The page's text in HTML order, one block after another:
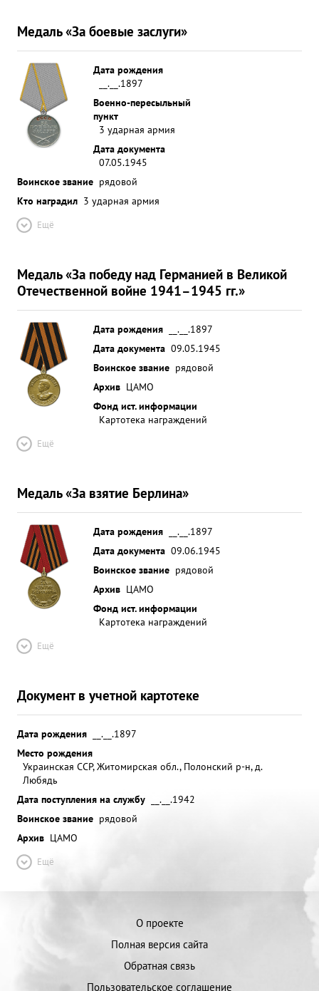
Медаль «За боевые заслуги»
Дата рождения
__.__.1897
Военно-пересыльный
пункт
3 ударная армия
Дата документа
07.05.1945
Воинское звание рядовой
Кто наградил 3 ударная армия
Ещё
Медаль «За победу над Германией в Великой
Отечественной войне 1941–1945 гг.»
Дата рождения
__.__.1897
Дата документа 09.05.1945
Воинское звание рядовой
Архив ЦАМО
Фонд ист. информации
Картотека награждений
Ещё
Медаль «За взятие Берлина»
Дата рождения
__.__.1897
Дата документа 09.06.1945
Воинское звание рядовой
Архив ЦАМО
Фонд ист. информации
Картотека награждений
Ещё
Документ в учетной картотеке
Дата рождения
__.__.1897
Место рождения
Украинская ССР, Житомирская обл., Полонский р-н, д.
Любядь
Дата поступления на службу
__.__.1942
Воинское звание рядовой
Архив ЦАМО
Ещё
О проекте
Полная версия сайта
Обратная связь
Пользовательское соглашение